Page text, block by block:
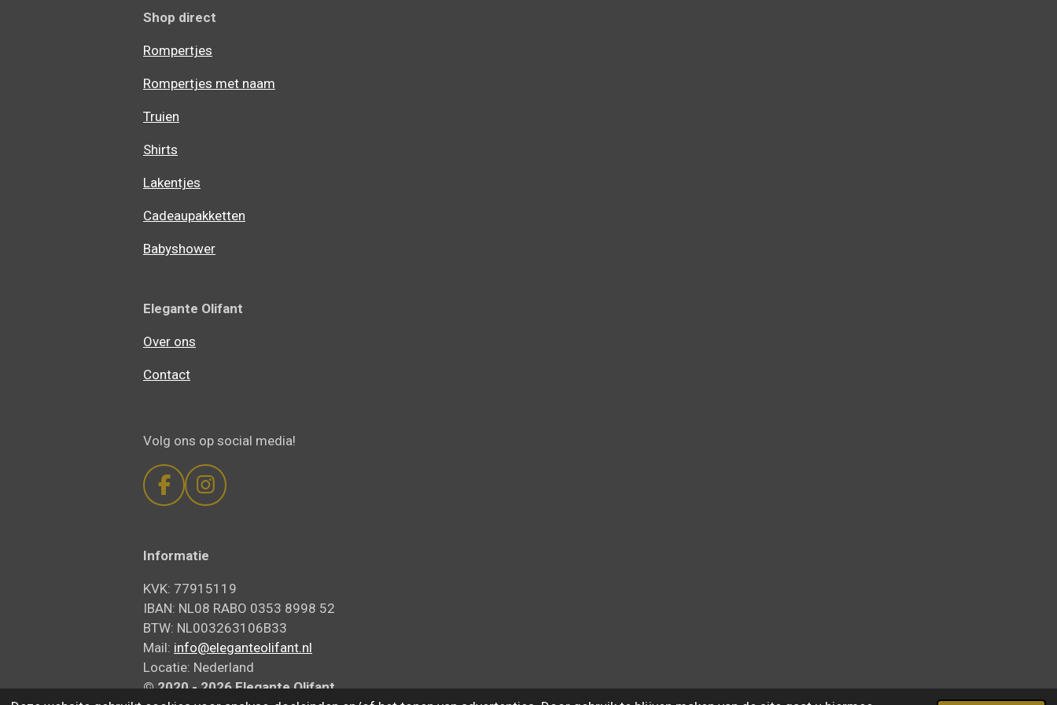
Shop direct
Rompertjes
Rompertjes met naam
Truien
Shirts
Lakentjes
Cadeaupakketten
Babyshower
Elegante Olifant
Over ons
Contact
Volg ons op social media!
F
e
o
o
k
I
t
g
r
a
m
Informatie
KVK: 77915119
IBAN: NL08 RABO 0353 8998 52
BTW: NL003263106B33
Mail: info@eleganteolifant.nl
Locatie: Nederland
© 2020 - 2026 EleganteOlifant